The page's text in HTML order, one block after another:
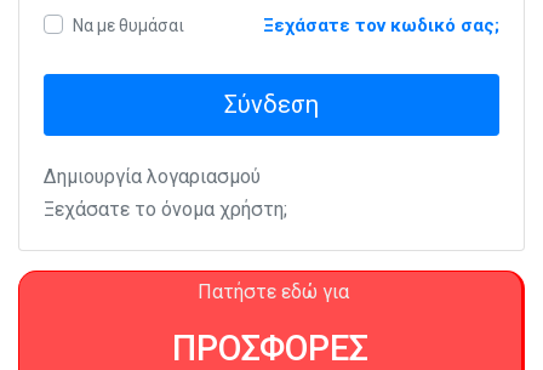
Να με θυμάσαι Ξεχάσατε τον κωδικό σας;
Σύνδεση
Δημιουργία λογαριασμού
Ξεχάσατε το όνομα χρήστη;
Πατήστε εδώ για
ΠΡΟΣΦΟΡΕΣ